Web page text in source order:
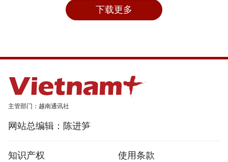
下载更多
主管部门：越南通讯社
网站总编辑：陈进笋
知识产权
使用条款